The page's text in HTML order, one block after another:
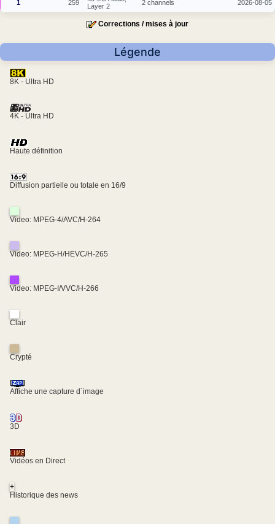
1 259
Layer 2
2 channels 2026-08-05
Corrections / mises à jour
Légende
8K - Ultra HD
4K - Ultra HD
Haute définition
Diffusion partielle ou totale en 16/9
Video: MPEG-4/AVC/H-264
Video: MPEG-H/HEVC/H-265
Video: MPEG-I/VVC/H-266
Clair
Crypté
Affiche une capture d´image
3D
Vidéos en Direct
+
Historique des news